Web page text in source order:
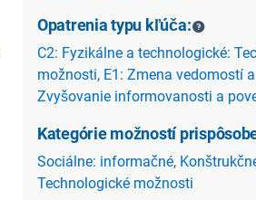
Opatrenia typu kľúča:
C2: Fyzikálne a technologické:
možnosti, E1: Zmena vedomostí
Zvyšovanie informovanosti a
Kategórie možností
Sociálne: informačné,
Technologické možnosti